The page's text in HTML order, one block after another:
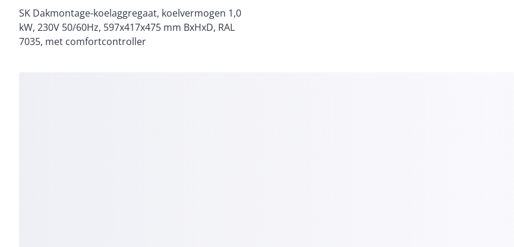
SK Dakmontage-koelaggregaat, koelvermogen 1,0
kW, 230V 50/60Hz, 597x417x475 mm BxHxD, RAL
7035, met comfortcontroller